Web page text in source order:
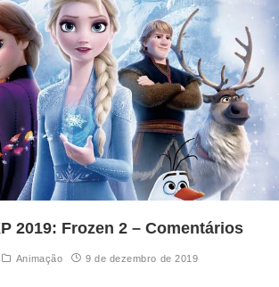
2019: Frozen 2 – Comentários
Animação 9 de dezembro de 2019